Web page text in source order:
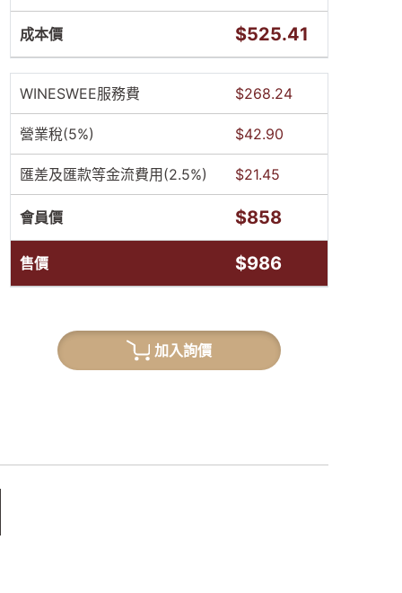
成本價 $525.41
WINESWEE服務費 $268.24
營業稅(5%) $42.90
匯差及匯款等金流費用(2.5%) $21.45
會員價 $858
售價 $986
加入詢價